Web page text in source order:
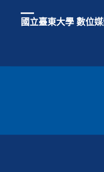
國立臺東大學 數位